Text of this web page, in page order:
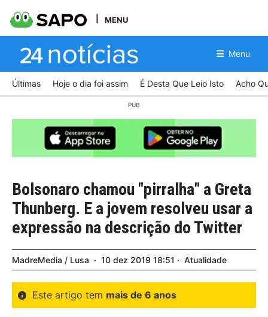
MENU
Menu
Últimas Hoje o dia foi assim É Desta Que Leio Isto Acho
Bolsonaro chamou "pirralha" a Greta
Thunberg. E a jovem resolveu usar a
expressão na descrição do Twitter
MadreMedia / Lusa 10 dez 2019 18:51 Atualidade
Este artigo tem mais de 6 anos